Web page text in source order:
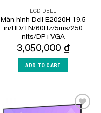
LCD DELL
Màn hình Dell E2020H 19.5
in/HD/TN/60Hz/5ms/250
nits/DP+VGA
3,050,000 ₫
ADD TO CART